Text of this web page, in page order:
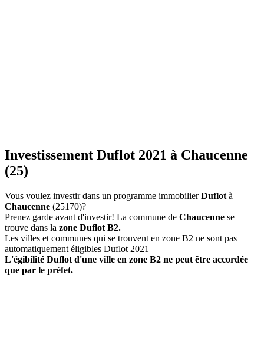
Investissement Duflot 2021 à Chaucenne
(25)
Vous voulez investir dans un programme immobilierDuflot à
Chaucenne (25170)?
Prenez garde avant d'investir! La commune de Chaucenne se
trouve dans la zone Duflot B2.
Les villes et communes qui se trouvent en zone B2 ne sont pas
automatiquement éligibles Duflot 2021
L'égibilité Duflot d'une ville en zone B2 ne peut être accordée
que par le préfet.